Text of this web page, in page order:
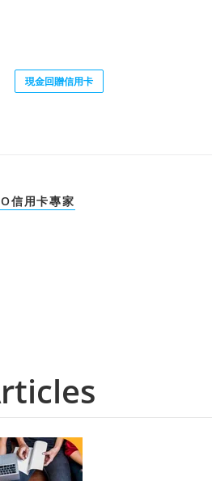
現金回贈信用卡
信用卡專家